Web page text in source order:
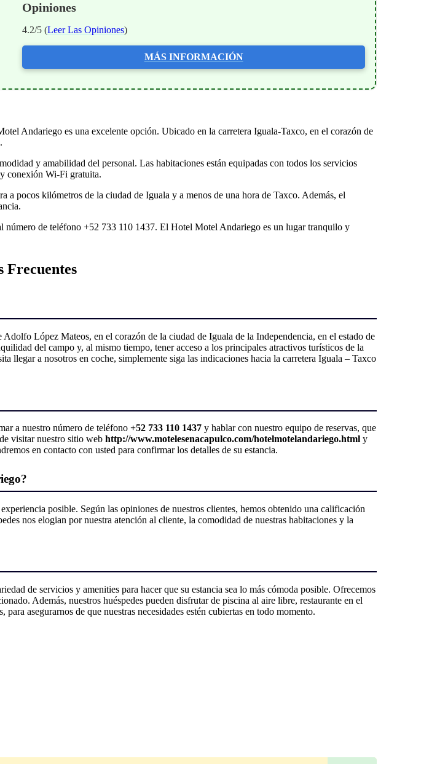
Opiniones
4.2/5 (Leer Las Opiniones)
MÁS INFORMACIÓN
Andariego es una excelente opción. Ubicado en la carretera Iguala-Taxco, en el corazón de
y amabilidad del personal. Las habitaciones están equipadas con todos los servicios
conexión Wi-Fi gratuita.
a pocos kilómetros de la ciudad de Iguala y a menos de una hora de Taxco. Además, el
número de teléfono +52 733 110 1437. El Hotel Motel Andariego es un lugar tranquilo y
Frecuentes
López Mateos, en el corazón de la ciudad de Iguala de la Independencia, en el estado de
del campo y, al mismo tiempo, tener acceso a los principales atractivos turísticos de la
llegar a nosotros en coche, simplemente siga las indicaciones hacia la carretera Iguala – Taxco
a nuestro número de teléfono +52 733 110 1437 y hablar con nuestro equipo de reservas, que
visitar nuestro sitio web http://www.motelesenacapulco.com/hotelmotelandariego.html y
en contacto con usted para confirmar los detalles de su estancia.
posible. Según las opiniones de nuestros clientes, hemos obtenido una calificación
nos elogian por nuestra atención al cliente, la comodidad de nuestras habitaciones y la
de servicios y amenities para hacer que su estancia sea lo más cómoda posible. Ofrecemos
Además, nuestros huéspedes pueden disfrutar de piscina al aire libre, restaurante en el
asegurarnos de que nuestras necesidades estén cubiertas en todo momento.